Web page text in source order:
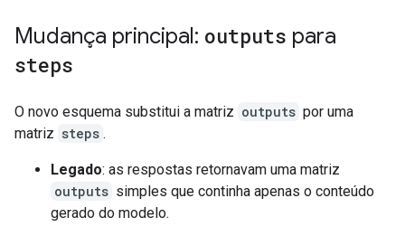
Mudança principal: outputs para
steps
O novo esquema substitui a matriz outputs por uma
matriz steps .
Legado: as respostas retornavam uma matriz
outputs simples que continha apenas o conteúdo
gerado do modelo.